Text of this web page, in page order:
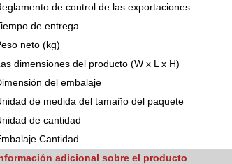
de control de las exportaciones
de entrega
neto (kg)
dimensiones del producto (W x L x H)
del embalaje
de medida del tamaño del paquete
de cantidad
Cantidad
adicional sobre el producto